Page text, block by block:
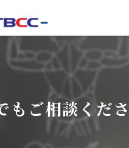
もご相談くだ